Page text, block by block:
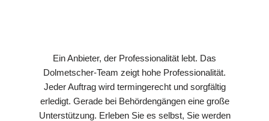
Ein Anbieter, der Professionalität lebt. Das
Dolmetscher-Team zeigt hohe Professionalität.
Jeder Auftrag wird termingerecht und sorgfältig
erledigt. Gerade bei Behördengängen eine große
Unterstützung. Erleben Sie es selbst, Sie werden